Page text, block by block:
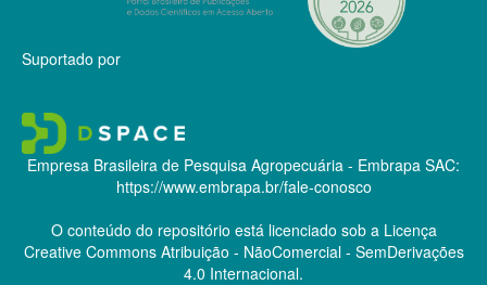
Suportado por
Empresa Brasileira de Pesquisa Agropecuária - Embrapa SAC:
https://www.embrapa.br/fale-conosco
O conteúdo do repositório está licenciado sob a Licença
Creative CommonsAtribuição - NãoComercial - SemDerivações
4.0 Internacional.